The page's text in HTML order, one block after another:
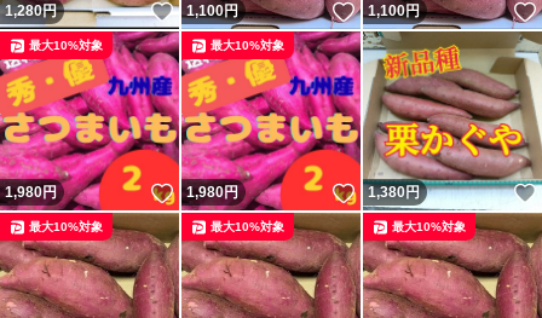
1,280円 いいね！
1,100円 いいね！
1,100円
1,980円 いいね！
最大10%対象
1,980円 いいね！
最大10%対象
1,380円
最大10%対象 最大10%対象 最大10%対象